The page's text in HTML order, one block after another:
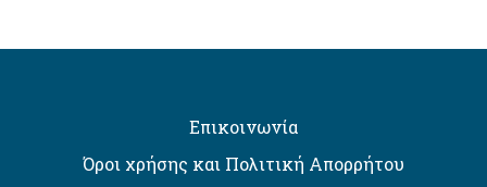
Επικοινωνία
Όροι χρήσης και Πολιτική Απορρήτου